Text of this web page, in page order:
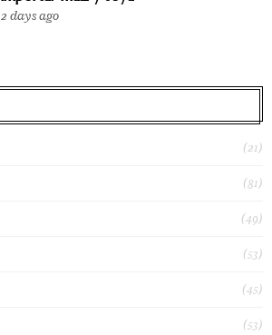
2 days ago
(21)
(81)
(49)
(53)
(45)
(53)